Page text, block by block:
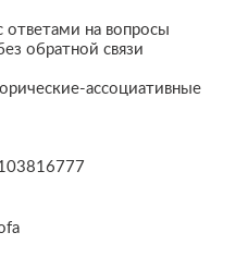
ответами на вопросы
обратной связи
ассоциативные